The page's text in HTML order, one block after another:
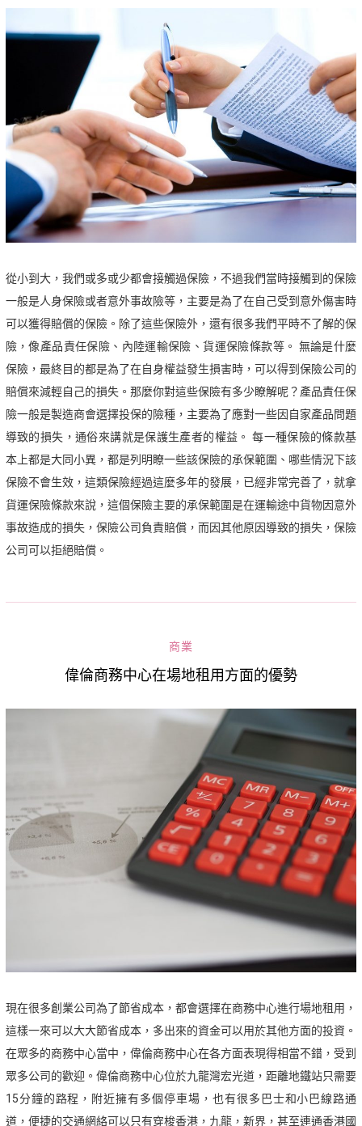
從小到大，我們或多或少都會接觸過保險，不過我們當時接觸到的保險
一般是人身保險或者意外事故險等，主要是為了在自己受到意外傷害時
可以獲得賠償的保險。除了這些保險外，還有很多我們平時不了解的保
險，像產品責任保險、內陸運輸保險、貨運保險條款等。 無論是什麼
保險，最終目的都是為了在自身權益發生損害時，可以得到保險公司的
賠償來減輕自己的損失。那麼你對這些保險有多少瞭解呢？產品責任保
險一般是製造商會選擇投保的險種，主要為了應對一些因自家產品問題
導致的損失，通俗來講就是保護生產者的權益。 每一種保險的條款基
本上都是大同小異，都是列明瞭一些該保險的承保範圍、哪些情況下該
保險不會生效，這類保險經過這麼多年的發展，已經非常完善了，就拿
貨運保險條款來說，這個保險主要的承保範圍是在運輸途中貨物因意外
事故造成的損失，保險公司負責賠償，而因其他原因導致的損失，保險
公司可以拒絕賠償。
商業
偉倫商務中心在場地租用方面的優勢
現在很多創業公司為了節省成本，都會選擇在商務中心進行場地租用，
這樣一來可以大大節省成本，多出來的資金可以用於其他方面的投資。
在眾多的商務中心當中，偉倫商務中心在各方面表現得相當不錯，受到
眾多公司的歡迎。偉倫商務中心位於九龍灣宏光道，距離地鐵站只需要
15分鐘的路程，附近擁有多個停車場，也有很多巴士和小巴線路通
道，便捷的交通網絡可以只有穿梭香港，九龍，新界，甚至連通香港國